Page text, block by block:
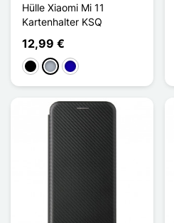
Hülle Xiaomi Mi 11
Kartenhalter KSQ
12,99 €
Schwarz
GrauDunkelblau